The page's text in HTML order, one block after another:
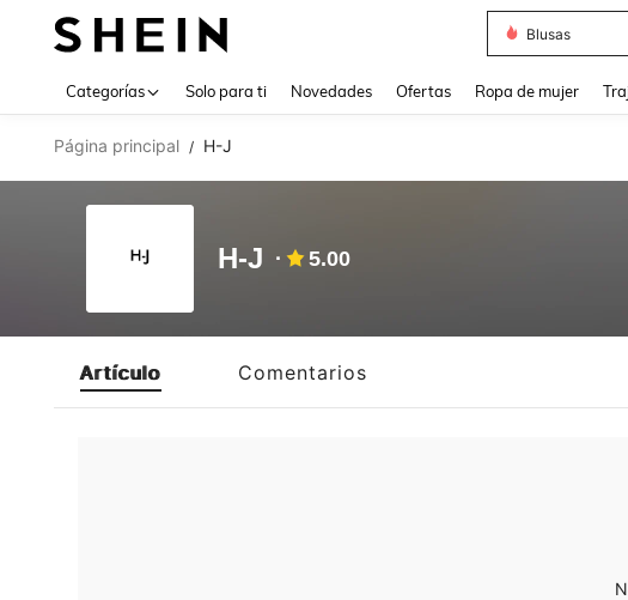
Blusas
Categorías Solo para ti Novedades Ofertas Ropa de mujer
Página principal / H-J
H-J 5.00
Artículo Comentarios